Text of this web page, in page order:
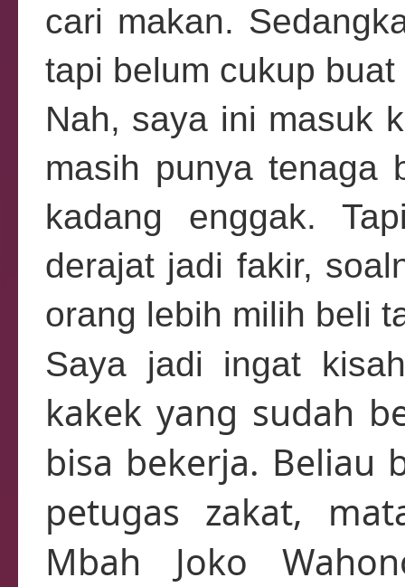
cari makan.
tapi belum cukup
Nah, saya ini masuk
masih punya tenaga
kadang enggak.
derajat jadi fakir,
orang lebih milih beli
Saya jadi ingat
kakek yang sudah
bisa bekerja. Beliau
petugas zakat,
Mbah Joko